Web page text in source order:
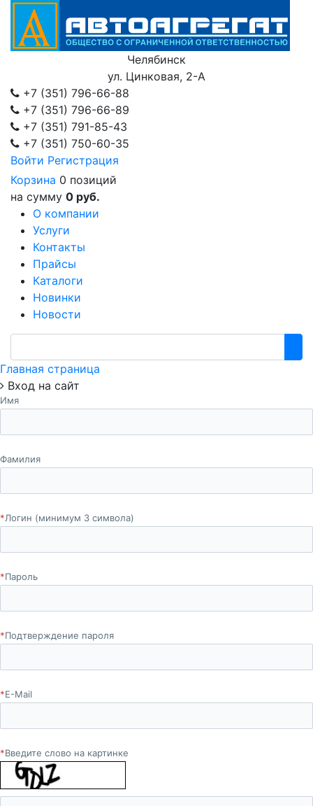
Челябинск
ул. Цинковая, 2-А
+7 (351) 796-66-88
+7 (351) 796-66-89
+7 (351) 791-85-43
+7 (351) 750-60-35
Войти Регистрация
Корзина 0 позиций
на сумму 0 руб.
О компании
Услуги
Контакты
Прайсы
Каталоги
Новинки
Новости
Главная страница
Вход на сайт
Имя
Фамилия
*Логин (минимум 3 символа)
*Пароль
*Подтверждение пароля
*E-Mail
*Введите слово на картинке